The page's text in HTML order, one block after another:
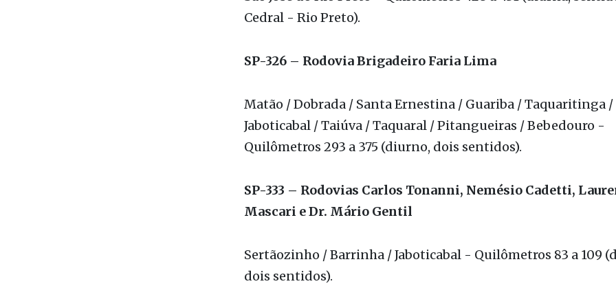
Cedral - Rio Preto).
SP-326 – Rodovia Brigadeiro Faria Lima
Matão / Dobrada / Santa Ernestina / Guariba / Taquaritinga /
Quilômetros 293 a 375 (diurno, dois sentidos).
Mascari e Dr. Mário Gentil